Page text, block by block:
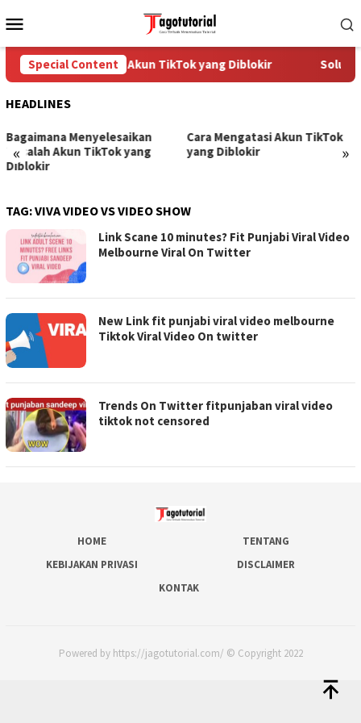
to
Menu
Special Content
Cara Mengatasi Akun TikTok yang Diblokir Solusi
HEADLINES
« »
Bagaimana Menyelesaikan
Masalah Akun TikTok yang
Diblokir
Cara Mengatasi Akun TikTok
yang Diblokir
TAG:VIVA VIDEO VS VIDEO SHOW
Link Scane 10 minutes? Fit Punjabi Viral Video
Melbourne Viral On Twitter
New Link fit punjabi viral video melbourne
Tiktok Viral Video On twitter
Trends On Twitter fitpunjaban viral video
tiktok not censored
HOME
TENTANG
KEBIJAKAN PRIVASI
DISCLAIMER
KONTAK
Powered by https://jagotutorial.com/ © Copyright 2022